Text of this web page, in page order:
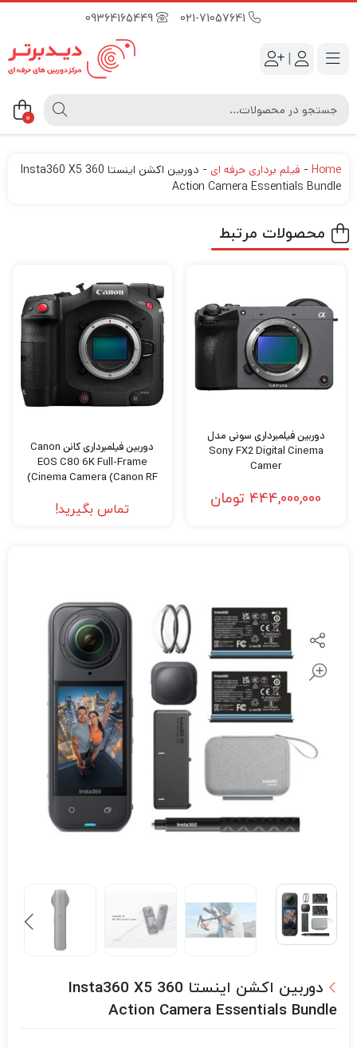
09364165449
|
0
Home
- فیلم برداری حرفه ای -
دوربین اکشن اینستا Insta360 X5 360
Action Camera Essentials Bundle
محصولات مرتبط
دوربین فیلمبرداری سونی مدل
Sony FX2 Digital Cinema
Camer
444,000,000 تومان
دوربین فیلمبرداری کانن Canon
EOS C80 6K Full-Frame
Cinema Camera (Canon RF)
تماس بگیرید!
دوربین اکشن اینستا Insta360 X5 360
Action Camera Essentials Bundle